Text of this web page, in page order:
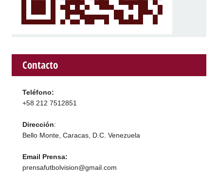
Contacto
Teléfono:
+58 212 7512851
Dirección:
Bello Monte, Caracas, D.C. Venezuela
Email Prensa:
prensafutbolvision@gmail.com